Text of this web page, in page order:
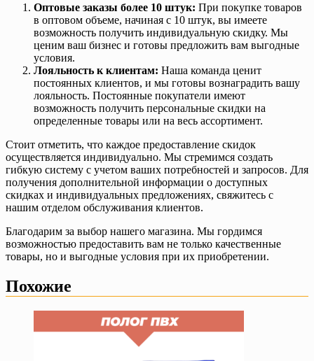
Оптовые заказы более 10 штук: При покупке товаров
в оптовом объеме, начиная с 10 штук, вы имеете
возможность получить индивидуальную скидку. Мы
ценим ваш бизнес и готовы предложить вам выгодные
условия.
Лояльность к клиентам: Наша команда ценит
постоянных клиентов, и мы готовы вознаградить вашу
лояльность. Постоянные покупатели имеют
возможность получить персональные скидки на
определенные товары или на весь ассортимент.
Стоит отметить, что каждое предоставление скидок
осуществляется индивидуально. Мы стремимся создать
гибкую систему с учетом ваших потребностей и запросов. Для
получения дополнительной информации о доступных
скидках и индивидуальных предложениях, свяжитесь с
нашим отделом обслуживания клиентов.
Благодарим за выбор нашего магазина. Мы гордимся
возможностью предоставить вам не только качественные
товары, но и выгодные условия при их приобретении.
Похожие